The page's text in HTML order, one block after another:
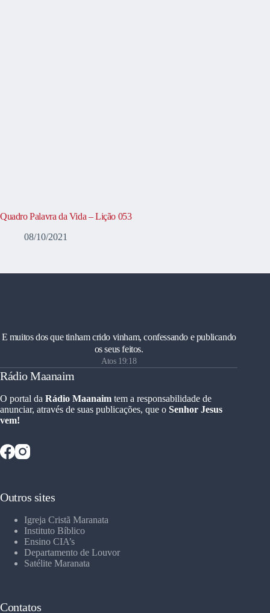
Quadro Palavra da Vida – Lição 053
08/10/2021
E muitos dos que tinham crido vinham, confessando e publicando
os seus feitos.
Atos 19:18
Rádio Maanaim
O portal da Rádio Maanaim tem a responsabilidade de
anunciar, através de suas publicações, que o Senhor Jesus
vem!
Outros sites
Igreja Cristã Maranata
Instituto Bíblico
Ensino CIA’s
Departamento de Louvor
Satélite Maranata
Contatos